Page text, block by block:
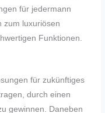
für jedermann
zum luxuriösen
Funktionen.
für zukünftiges
durch einen
gewinnen. Daneben